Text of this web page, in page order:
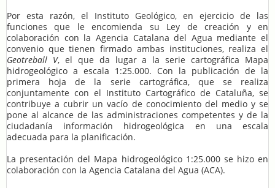
Por esta razón, el Instituto Geológico, en ejercicio de las
funciones que le encomienda su Ley de creación y en
colaboración con la Agencia Catalana del Agua mediante el
convenio que tienen firmado ambas instituciones, realiza el
Geotreball V, el que da lugar a la serie cartográfica Mapa
hidrogeológico a escala 1:25.000. Con la publicación de la
primera hoja de la serie cartográfica, que se realiza
conjuntamente con el Instituto Cartográfico de Cataluña, se
contribuye a cubrir un vacío de conocimiento del medio y se
pone al alcance de las administraciones competentes y de la
ciudadanía información hidrogeológica en una escala
adecuada para la planificación.
La presentación del Mapa hidrogeológico 1:25.000 se hizo en
colaboración con la Agencia Catalana del Agua (ACA).